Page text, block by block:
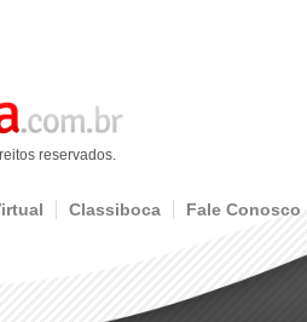
reservados.
Classiboca Fale Conosco